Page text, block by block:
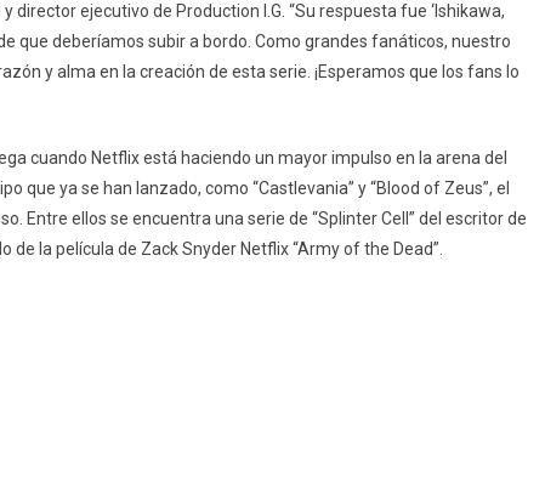
director ejecutivo de Production I.G. “Su respuesta fue ‘Ishikawa,
que deberíamos subir a bordo. Como grandes fanáticos, nuestro
y alma en la creación de esta serie. ¡Esperamos que los fans lo
cuando Netflix está haciendo un mayor impulso en la arena del
que ya se han lanzado, como “Castlevania” y “Blood of Zeus”, el
Entre ellos se encuentra una serie de “Splinter Cell” del escritor de
de la película de Zack Snyder Netflix “Army of the Dead”.